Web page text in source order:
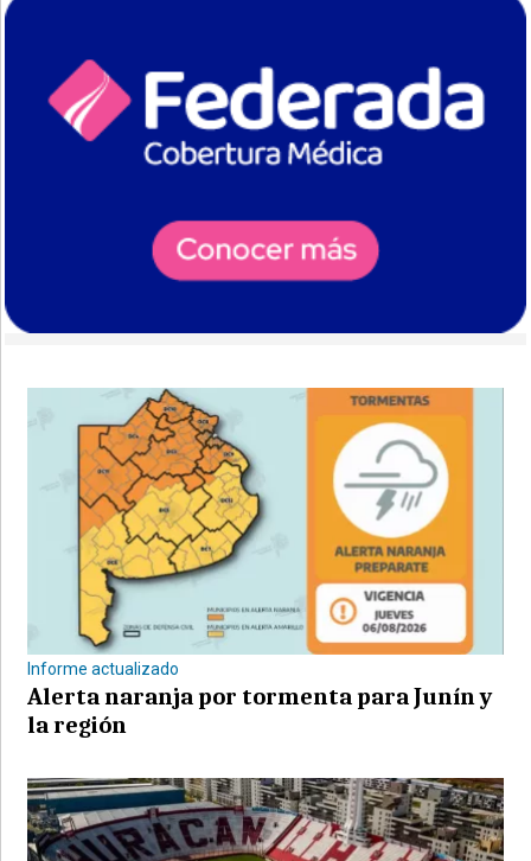
Informe actualizado
Alerta naranja por tormenta para Junín y
la región